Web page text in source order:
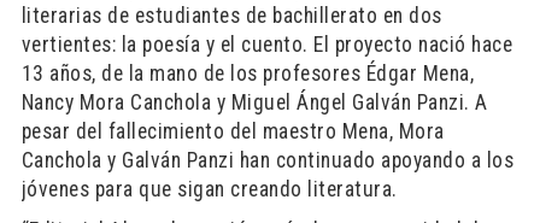
literarias de estudiantes de bachillerato en dos
vertientes: la poesía y el cuento. El proyecto nació hace
13 años, de la mano de los profesores Édgar Mena,
Nancy Mora Canchola y Miguel Ángel Galván Panzi. A
pesar del fallecimiento del maestro Mena, Mora
Canchola y Galván Panzi han continuado apoyando a los
jóvenes para que sigan creando literatura.